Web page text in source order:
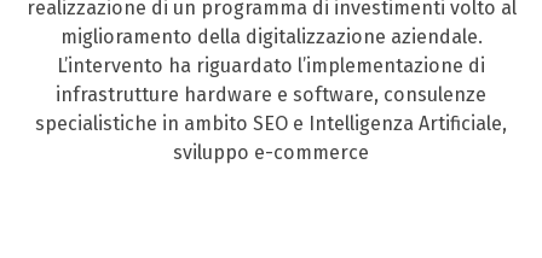
realizzazione di un programma di investimenti volto al
miglioramento della digitalizzazione aziendale.
L’intervento ha riguardato l’implementazione di
infrastrutture hardware e software, consulenze
specialistiche in ambito SEO e Intelligenza Artificiale,
sviluppo e-commerce